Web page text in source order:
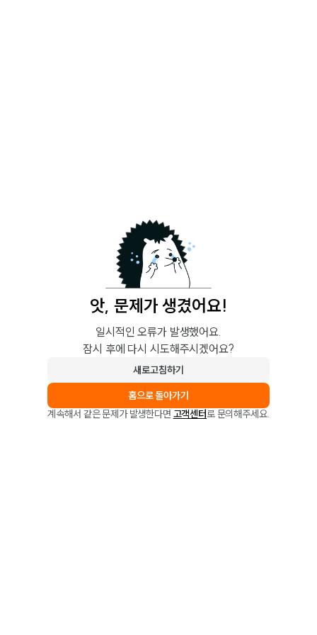
앗, 문제가 생겼어요!
일시적인 오류가 발생했어요.
잠시 후에 다시 시도해주시겠어요?
새로고침하기
홈으로 돌아가기
계속해서 같은 문제가 발생한다면 고객센터로 문의해주세요.